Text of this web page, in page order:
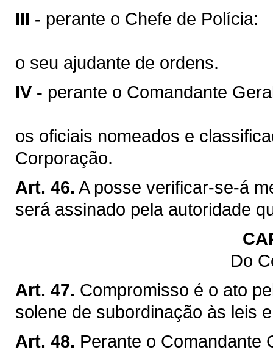
III - perante o Chefe de Polícia:
o seu ajudante de ordens.
IV - perante o Comandante
os oficiais nomeados e
Corporação.
Art. 46. A posse verificar-se-á
será assinado pela autoridade
Do
Art. 47. Compromisso é o ato
solene de subordinação às leis
Art. 48. Perante o Comandante